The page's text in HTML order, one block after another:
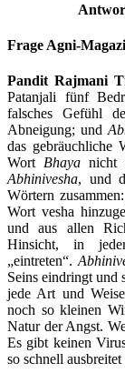
Frage Agni-
Pandit Rajmani
Patanjali fünf
falsches Gefühl
Abneigung; und
das gebräuchliche
Wort Bhaya nicht
Abhinivesha, und
Wörtern
Wort vesha
und aus allen
Hinsicht, in
„eintreten“.
Seins eindringt und
jede Art und
noch so kleinen
Natur der Angst.
Es gibt keinen
so schnell